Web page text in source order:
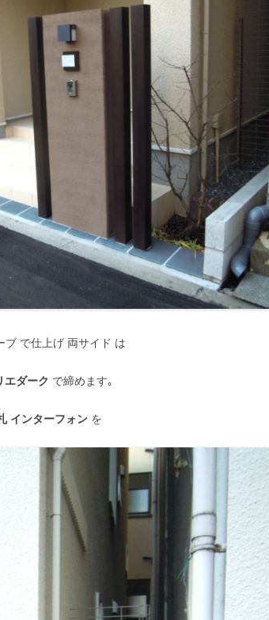
ブ で仕上げ 両サイド は
エダーク で締めます｡
インターフォン を